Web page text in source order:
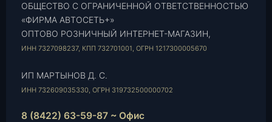
ОБЩЕСТВО С ОГРАНИЧЕННОЙ ОТВЕТСТВЕННОСТЬЮ
«ФИРМА АВТОСЕТЬ+»
ОПТОВО РОЗНИЧНЫЙ ИНТЕРНЕТ-МАГАЗИН,
ИНН 7327098237, КПП 732701001, ОГРН 1217300005670
ИП МАРТЫНОВ Д. С.
ИНН 732609035330, ОГРН 319732500000702
8 (8422) 63-59-87 ~ Офис